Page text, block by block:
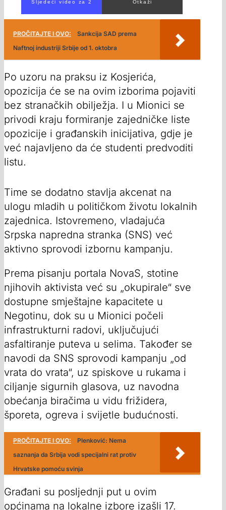
PROČITAJTE I OVO:
Sankcija SAD prema
Naftnoj industriji Srbije od 1. oktobra
Po uzoru na praksu iz Kosjerića,
opozicija će se na ovim izborima pojaviti
bez stranačkih obilježja. I u Mionici se
privodi kraju formiranje zajedničke liste
opozicije i građanskih inicijativa, gdje je
već najavljeno da će studenti predvoditi
listu.
Time se dodatno stavlja akcenat na
ulogu mladih u političkom životu lokalnih
zajednica. Istovremeno, vladajuća
Srpska napredna stranka (SNS) već
aktivno sprovodi izbornu kampanju.
Prema pisanju portala NovaS, stotine
njihovih aktivista već su „okupirale“ sve
dostupne smještajne kapacitete u
Negotinu, dok su u Mionici počeli
infrastrukturni radovi, uključujući
asfaltiranje puteva u selima. Također se
navodi da SNS sprovodi kampanju „od
vrata do vrata“, uz spiskove u rukama i
ciljanje sigurnih glasova, uz navodna
obećanja biračima u vidu frižidera,
šporeta, ogreva i svijetle budućnosti.
PROČITAJTE I OVO:
Plenković: Nema
saznanja da Srbija vodi specijalni rat protiv
Hrvatske pomoću svinja
Građani su posljednji put u ovim
općinama na lokalne izbore izašli 17.